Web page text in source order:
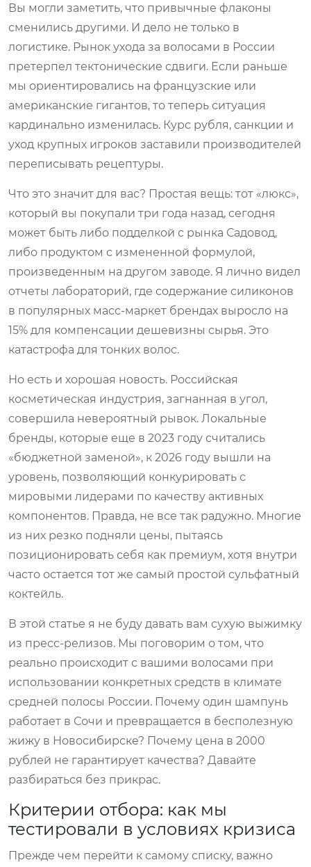
Вы могли заметить, что привычные флаконы
сменились другими. И дело не только в
логистике. Рынок ухода за волосами в России
претерпел тектонические сдвиги. Если раньше
мы ориентировались на французские или
американские гигантов, то теперь ситуация
кардинально изменилась. Курс рубля, санкции и
уход крупных игроков заставили производителей
переписывать рецептуры.
Что это значит для вас? Простая вещь: тот «люкс»,
который вы покупали три года назад, сегодня
может быть либо подделкой с рынка Садовод,
либо продуктом с измененной формулой,
произведенным на другом заводе. Я лично видел
отчеты лабораторий, где содержание силиконов
в популярных масс-маркет брендах выросло на
15% для компенсации дешевизны сырья. Это
катастрофа для тонких волос.
Но есть и хорошая новость. Российская
косметическая индустрия, загнанная в угол,
совершила невероятный рывок. Локальные
бренды, которые еще в 2023 году считались
«бюджетной заменой», к 2026 году вышли на
уровень, позволяющий конкурировать с
мировыми лидерами по качеству активных
компонентов. Правда, не все так радужно. Многие
из них резко подняли цены, пытаясь
позиционировать себя как премиум, хотя внутри
часто остается тот же самый простой сульфатный
коктейль.
В этой статье я не буду давать вам сухую выжимку
из пресс-релизов. Мы поговорим о том, что
реально происходит с вашими волосами при
использовании конкретных средств в климате
средней полосы России. Почему один шампунь
работает в Сочи и превращается в бесполезную
жижу в Новосибирске? Почему цена в 2000
рублей не гарантирует качества? Давайте
разбираться без прикрас.
Критерии отбора: как мы
тестировали в условиях кризиса
Прежде чем перейти к самому списку, важно